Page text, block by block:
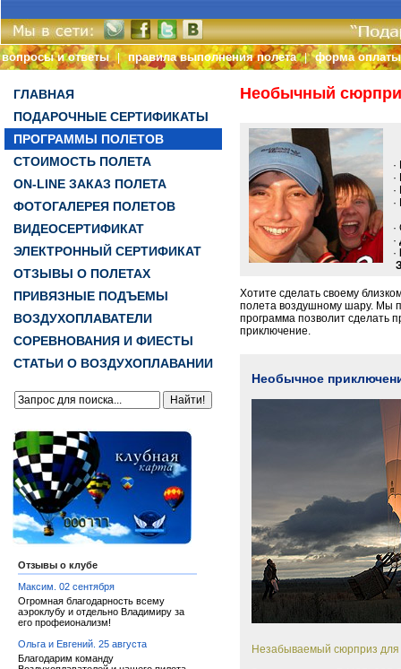
вопросы и ответы|правила выполнения полета|форма оплаты
ГЛАВНАЯ
ПОДАРОЧНЫЕ СЕРТИФИКАТЫ
ПРОГРАММЫ ПОЛЕТОВ
СТОИМОСТЬ ПОЛЕТА
ON-LINE ЗАКАЗ ПОЛЕТА
ФОТОГАЛЕРЕЯ ПОЛЕТОВ
ВИДЕОСЕРТИФИКАТ
ЭЛЕКТРОННЫЙ СЕРТИФИКАТ
ОТЗЫВЫ О ПОЛЕТАХ
ПРИВЯЗНЫЕ ПОДЪЕМЫ
ВОЗДУХОПЛАВАТЕЛИ
СОРЕВНОВАНИЯ И ФИЕСТЫ
СТАТЬИ О ВОЗДУХОПЛАВАНИИ
Отзывы о клубе
Максим. 02 сентября
Огромная благодарность всему
аэроклубу и отдельно Владимиру за
его профеионализм!
Ольга и Евгений. 25 августа
Благодарим команду
Необычный
·
·
Хотите сделать своему
полета воздушному шару. Мы
программа позволит сделать
приключение.
Необычное
Незабываемый сюрприз для